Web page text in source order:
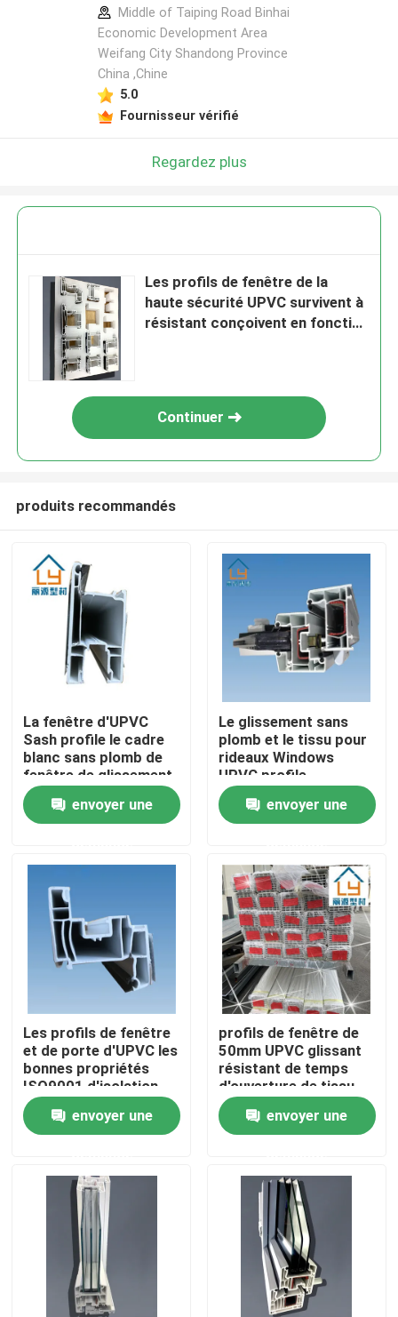
Maison
vidéos
Au sujet de nous
Visite d'usine
Contrôle de qualité
Contactez-nous
Demandez une citation
Profils de porte d'UPVC
Profils de fenêtre d'UPVC
Middle of Taiping Road Binhai
Economic Development Area
Weifang City Shandong Province
China ,Chine
5.0
Fournisseur vérifié
Regardez plus
Les profils de fenêtre de la
haute sécurité UPVC survivent à
résistant conçoivent en fonction
Continuer
produits recommandés
La fenêtre d'UPVC
Sash profile le cadre
blanc sans plomb de
fenêtre de glissement
envoyer une
Le glissement sans
plomb et le tissu pour
rideaux Windows
UPVC profile
insectifuge ignifugent
envoyer une
Les profils de fenêtre
et de porte d'UPVC les
bonnes propriétés
ISO9001 d'isolation
thermique approuvées
envoyer une
profils de fenêtre de
50mm UPVC glissant
résistant de temps
d'ouverture de tissu
pour rideaux adapté
aux besoins du client
envoyer une